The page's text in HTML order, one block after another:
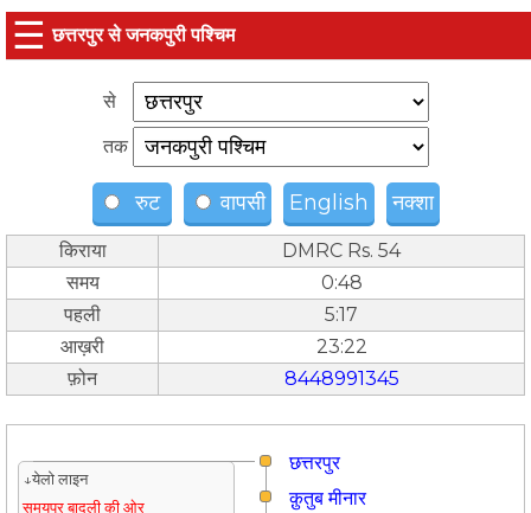
☰ छत्तरपुर से जनकपुरी पश्चिम
से
तक
रुट वापसी English नक्शा
किराया
DMRC Rs. 54
समय
0:48
पहली
5:17
आख़री
23:22
फ़ोन
8448991345
छत्तरपुर
↓येलो लाइन
समयपुर बादली की ओर
क़ुतुब मीनार